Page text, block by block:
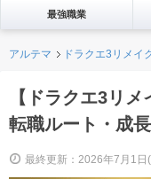
最強職業
アルテマ ドラクエ3リメイ
【ドラクエ3リ
転職ルート・成
最終更新：2026年7月1日